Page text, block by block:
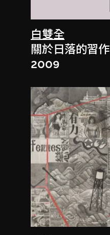
白雙全
關於日落的習作
2009